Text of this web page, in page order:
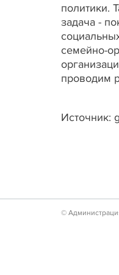
политики.
задача -
семейно-
проводим
Источник:
©